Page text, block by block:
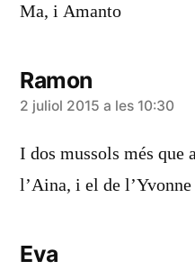
Ma, i Amanto
Ramon
diu:
2 juliol 2015 a les 10:30
I dos mussols més que
l’Aina, i el de l’Yvonne
Eva